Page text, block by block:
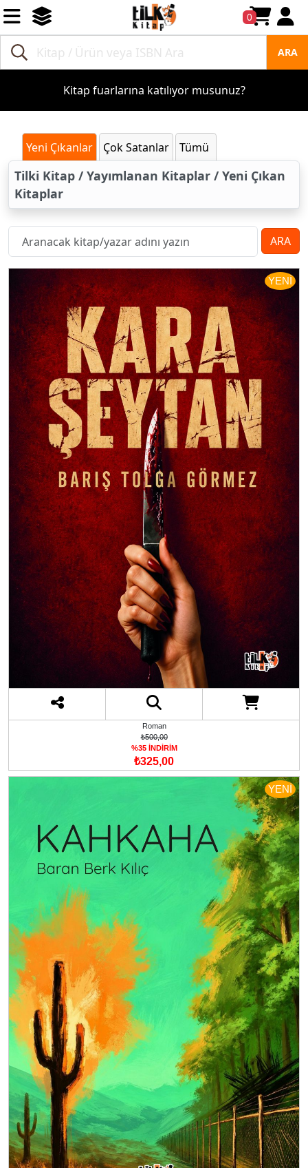
0
ARA
Kitap fuarlarına katılıyor musunuz?
Yeni Çıkanlar Çok Satanlar Tümü
Tilki Kitap / Yayımlanan Kitaplar / Yeni Çıkan
Kitaplar
ARA
YENİ
Roman
₺500,00
%35 İNDİRİM
₺325,00
YENİ